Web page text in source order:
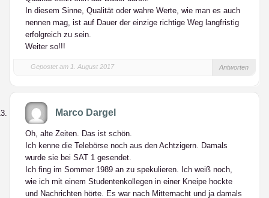
In diesem Sinne, Qualität oder wahre Werte, wie man es auch
nennen mag, ist auf Dauer der einzige richtige Weg langfristig
erfolgreich zu sein.
Weiter so!!!
Gepostet am 1. August 2017 Antworten
Marco Dargel
Oh, alte Zeiten. Das ist schön.
Ich kenne die Telebörse noch aus den Achtzigern. Damals
wurde sie bei SAT 1 gesendet.
Ich fing im Sommer 1989 an zu spekulieren. Ich weiß noch,
wie ich mit einem Studentenkollegen in einer Kneipe hockte
und Nachrichten hörte. Es war nach Mitternacht und ja damals